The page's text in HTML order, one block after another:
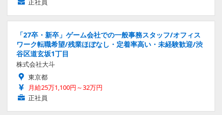
正社員
「27卒・新卒」ゲーム会社での一般事務スタッフ/オフィス
ワーク転職希望/残業ほぼなし・定着率高い・未経験歓迎/渋
谷区道玄坂1丁目
株式会社大斗
東京都
月給25万1,100円～32万円
正社員